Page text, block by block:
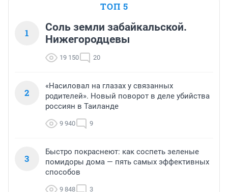
ТОП 5
1
Соль земли забайкальской.
Нижегородцевы
19 150 20
2
«Насиловал на глазах у связанных
родителей». Новый поворот в деле убийства
россиян в Таиланде
9 940 9
3
Быстро покраснеют: как соспеть зеленые
помидоры дома — пять самых эффективных
способов
9 848 3